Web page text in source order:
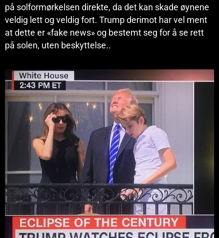
på solformørkelsen direkte, da det kan skade øynene
veldig lett og veldig fort. Trump derimot har vel ment
at dette er «fake news» og bestemt seg for å se rett
på solen, uten beskyttelse..